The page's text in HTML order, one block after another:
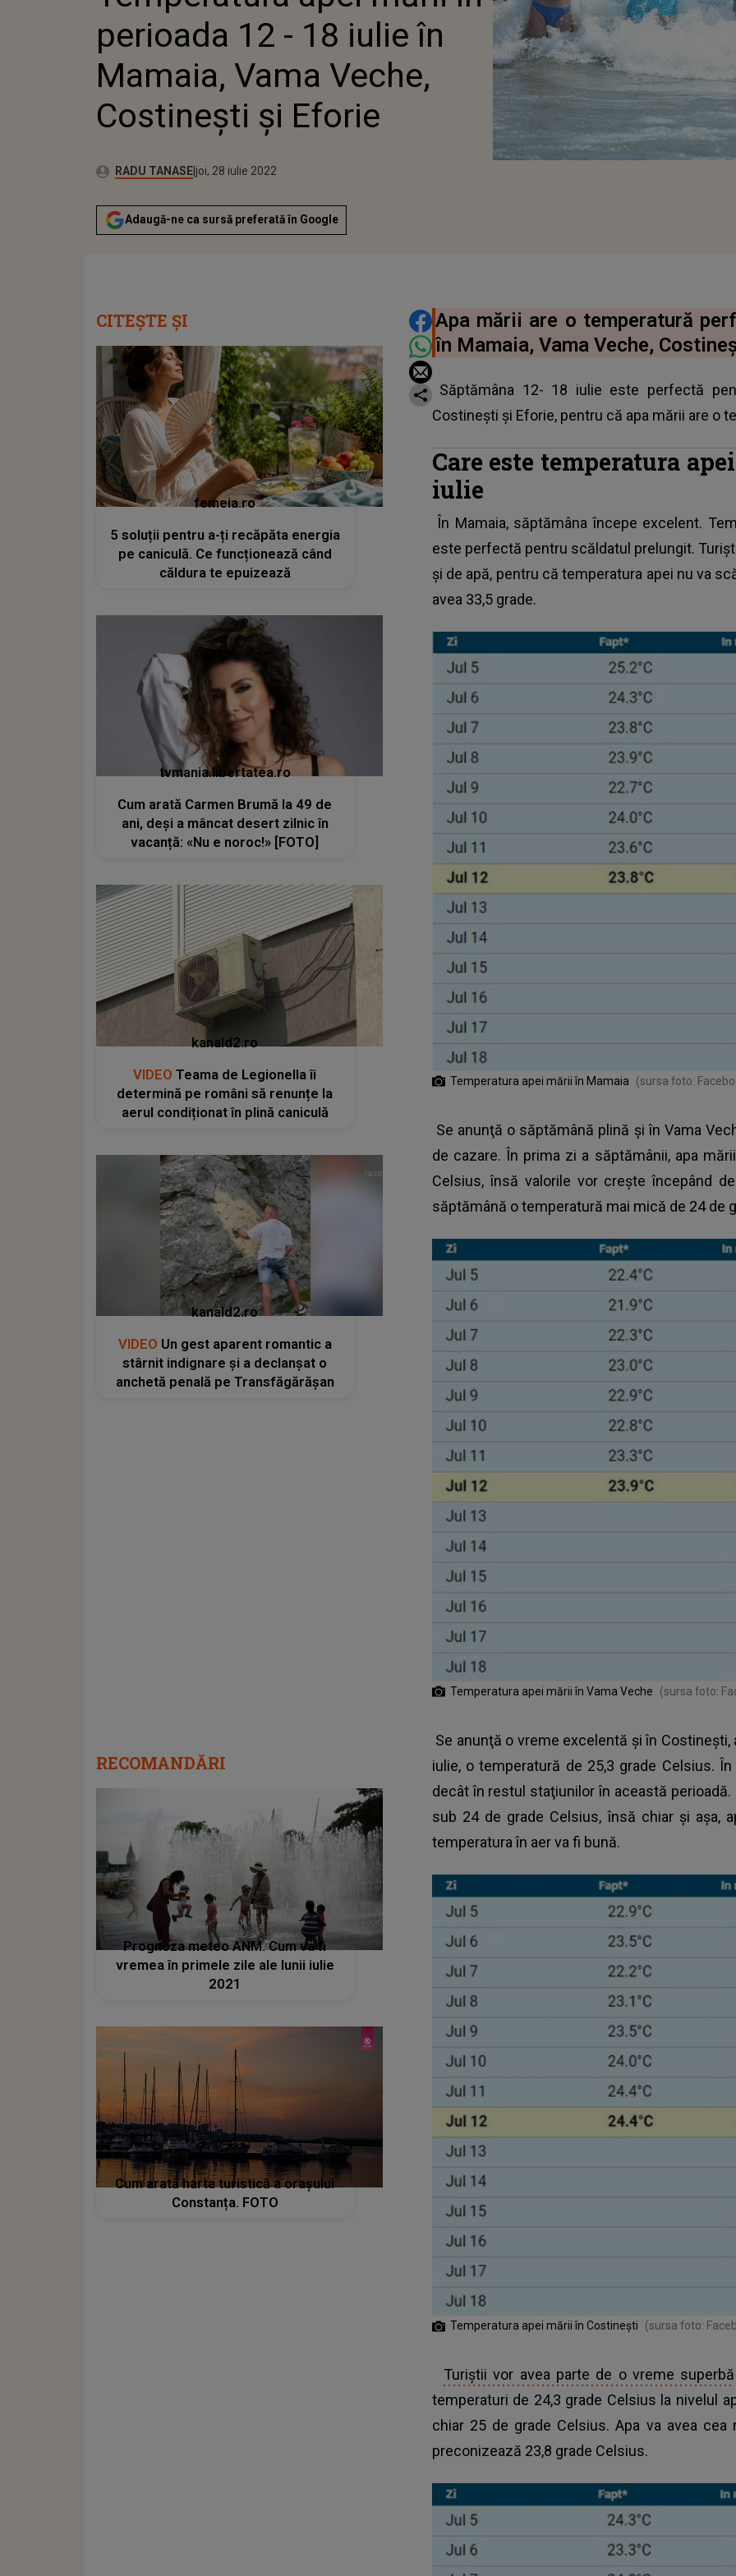
perioada 12 - 18 iulie în
Mamaia, Vama Veche,
Costinești și Eforie
Autor:RADU TANASEPublicat:
luni, 12 iulie 2021
Actualizat:
joi, 28 iulie 2022
Adaugă-ne ca sursă preferată în Google
DISTRIBUIE ARTICOLUL
Apa mării are o temperatură
în Mamaia, Vama Veche,
Săptămâna 12- 18 iulie este perfectă
Costineşti şi Eforie, pentru că apa mării are o
Care este temperatura
iulie
În Mamaia, săptămâna începe excelent.
este perfectă pentru scăldatul prelungit.
şi de apă, pentru că temperatura apei nu va
avea 33,5 grade.
Temperatura apei mării în Mamaia (sursa foto:
Se anunţă o săptămână plină şi în Vama
de cazare. În prima zi a săptămânii, apa
Celsius, însă valorile vor creşte începând
săptămână o temperatură mai mică de 24 de
Temperatura apei mării în Vama Veche (sursa foto:
Se anunţă o vreme excelentă şi în
iulie, o temperatură de 25,3 grade Celsius.
decât în restul staţiunilor în această
sub 24 de grade Celsius, însă chiar şi aşa,
temperatura în aer va fi bună.
Temperatura apei mării în Costineşti (sursa foto:
Turiştii vor avea parte de o vreme superbă
temperaturi de 24,3 grade Celsius la nivelul
chiar 25 de grade Celsius. Apa va avea
preconizează 23,8 grade Celsius.
CITEȘTE ȘI
femeia.ro
5 soluții pentru a-ți recăpăta energia
pe caniculă. Ce funcționează când
căldura te epuizează
tvmania.libertatea.ro
Cum arată Carmen Brumă la 49 de
ani, deși a mâncat desert zilnic în
vacanță: «Nu e noroc!» [FOTO]
kanald2.ro
VIDEO Teama de Legionella îi
determină pe români să renunțe la
aerul condiționat în plină caniculă
kanald2.ro
VIDEO Un gest aparent romantic a
stârnit indignare și a declanșat o
anchetă penală pe Transfăgărășan
RECOMANDĂRI
Prognoza meteo ANM. Cum va fi
vremea în primele zile ale lunii iulie
2021
Cum arată harta turistică a orașului
Constanța. FOTO